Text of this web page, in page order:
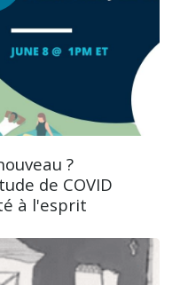
?
de COVID
à l'esprit